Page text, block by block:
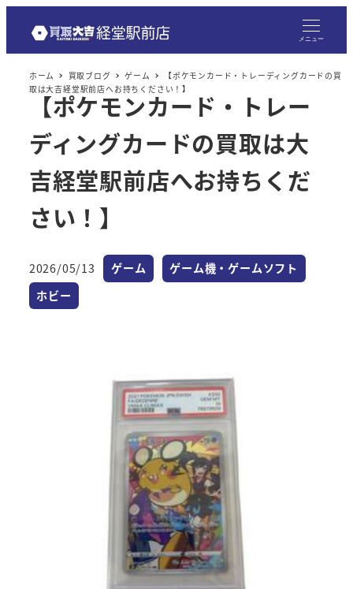
メニュー
ホーム 買取ブログ ゲーム
【ポケモンカード・トレーディングカードの買
取は大吉経堂駅前店へお持ちください！】
【ポケモンカード・トレー
ディングカードの買取は大
吉経堂駅前店へお持ちくだ
さい！】
投稿日
2026/05/13 カテゴリー
ゲーム カテゴリー
ゲーム機・ゲームソフト
カテゴリー
ホビー